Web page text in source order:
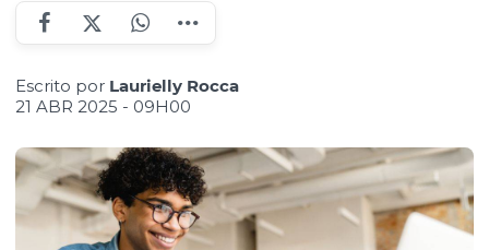
Escrito por Laurielly Rocca
21 ABR 2025 - 09H00